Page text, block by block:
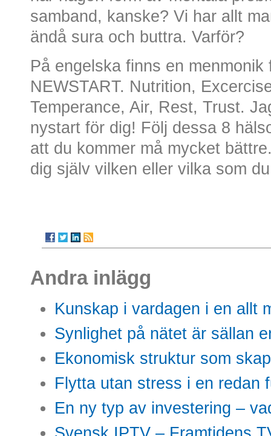
samband, kanske? Vi har allt
ändå sura och buttra. Varför?
På engelska finns en
NEWSTART. Nutrition,
Temperance, Air, Rest, Trust.
nystart för dig! Följ dessa 8
att du kommer må mycket
dig själv vilken eller vilka som
Andra inlägg
Kunskap i vardagen i en allt
Synlighet på nätet är sällan
Ekonomisk struktur som
Flytta utan stress i en redan
En ny typ av investering –